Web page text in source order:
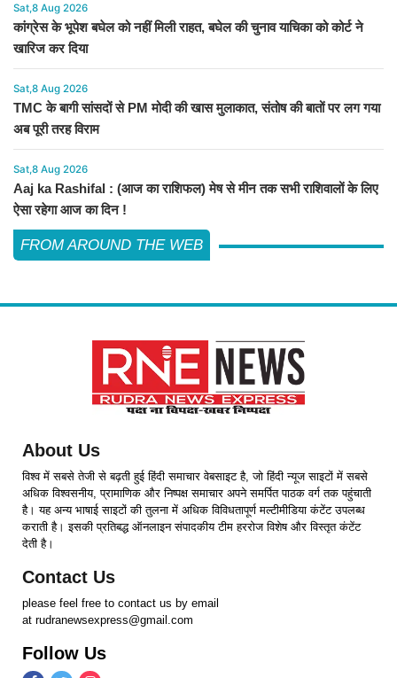
Sat,8 Aug 2026
कांग्रेस के भूपेश बघेल को नहीं मिली राहत, बघेल की चुनाव याचिका को कोर्ट ने
खारिज कर दिया
Sat,8 Aug 2026
TMC के बागी सांसदों से PM मोदी की खास मुलाकात, संतोष की बातों पर लग गया
अब पूरी तरह विराम
Sat,8 Aug 2026
Aaj ka Rashifal : (आज का राशिफल) मेष से मीन तक सभी राशिवालों के लिए
ऐसा रहेगा आज का दिन !
FROM AROUND THE WEB
About Us
विश्व में सबसे तेजी से बढ़ती हुई हिंदी समाचार वेबसाइट है, जो हिंदी न्यूज साइटों में सबसे
अधिक विश्वसनीय, प्रामाणिक और निष्पक्ष समाचार अपने समर्पित पाठक वर्ग तक पहुंचाती
है। यह अन्य भाषाई साइटों की तुलना में अधिक विविधतापूर्ण मल्टीमीडिया कंटेंट उपलब्ध
कराती है। इसकी प्रतिबद्ध ऑनलाइन संपादकीय टीम हररोज विशेष और विस्तृत कंटेंट
देती है।
Contact Us
please feel free to contact us by email
at rudranewsexpress@gmail.com
Follow Us